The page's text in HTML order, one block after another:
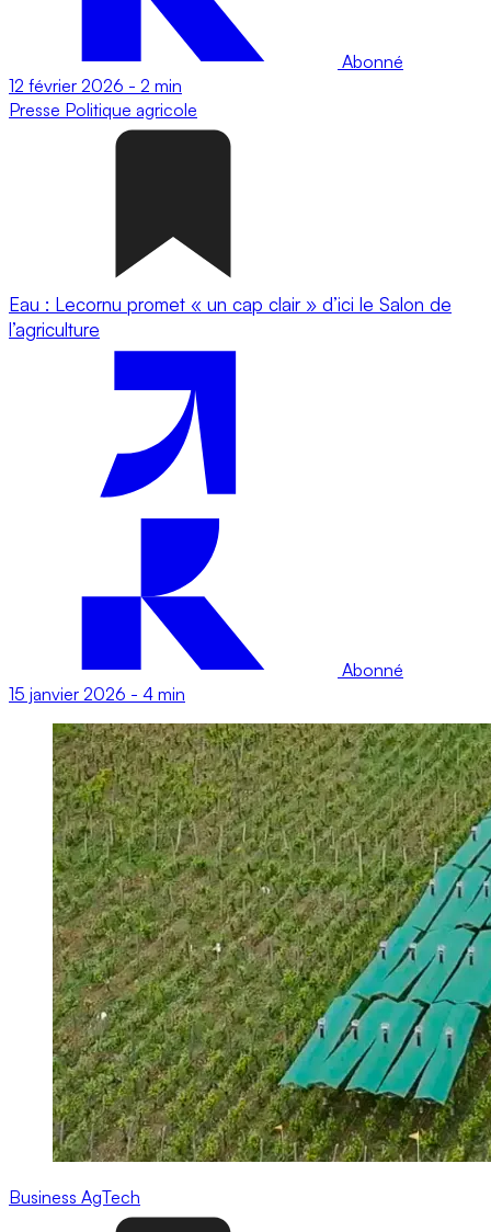
Abonné
12 février 2026 - 2 min
Presse Politique agricole
Eau : Lecornu promet « un cap clair » d’ici le Salon de
l’agriculture
Abonné
15 janvier 2026 - 4 min
Business AgTech